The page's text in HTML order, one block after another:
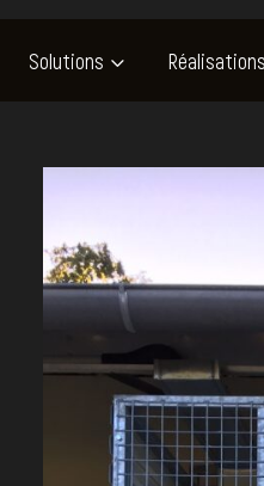
Solutions Réalisations